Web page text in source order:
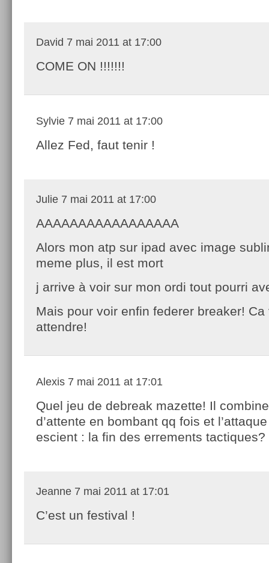
David 7 mai 2011 at 17:00
COME ON !!!!!!!
Sylvie 7 mai 2011 at 17:00
Allez Fed, faut tenir !
Julie 7 mai 2011 at 17:00
AAAAAAAAAAAAAAAAA
Alors mon atp sur ipad avec image
meme plus, il est mort
j arrive à voir sur mon ordi tout pourri
Mais pour voir enfin federer breaker!
attendre!
Alexis 7 mai 2011 at 17:01
Quel jeu de debreak mazette! Il
d’attente en bombant qq fois et
escient : la fin des errements tactiques?
Jeanne 7 mai 2011 at 17:01
C’est un festival !